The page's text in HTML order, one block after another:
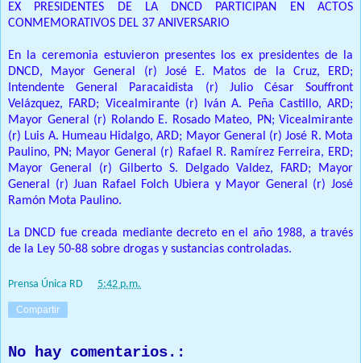
EX PRESIDENTES DE LA DNCD PARTICIPAN EN ACTOS
CONMEMORATIVOS DEL 37 ANIVERSARIO
En la ceremonia estuvieron presentes los ex presidentes de la
DNCD, Mayor General (r) José E. Matos de la Cruz, ERD;
Intendente General Paracaidista (r) Julio César Souffront
Velázquez, FARD; Vicealmirante (r) Iván A. Peña Castillo, ARD;
Mayor General (r) Rolando E. Rosado Mateo, PN; Vicealmirante
(r) Luis A. Humeau Hidalgo, ARD; Mayor General (r) José R. Mota
Paulino, PN; Mayor General (r) Rafael R. Ramírez Ferreira, ERD;
Mayor General (r) Gilberto S. Delgado Valdez, FARD; Mayor
General (r) Juan Rafael Folch Ubiera y Mayor General (r) José
Ramón Mota Paulino.
La DNCD fue creada mediante decreto en el año 1988, a través
de la Ley 50-88 sobre drogas y sustancias controladas.
Prensa Única RD 5:42 p.m.
Compartir
No hay comentarios.: